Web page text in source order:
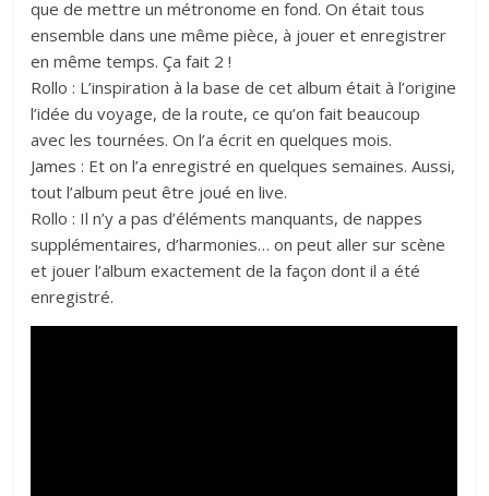
que de mettre un métronome en fond. On était tous
ensemble dans une même pièce, à jouer et enregistrer
en même temps. Ça fait 2 !
Rollo : L’inspiration à la base de cet album était à l’origine
l’idée du voyage, de la route, ce qu’on fait beaucoup
avec les tournées. On l’a écrit en quelques mois.
James : Et on l’a enregistré en quelques semaines. Aussi,
tout l’album peut être joué en live.
Rollo : Il n’y a pas d’éléments manquants, de nappes
supplémentaires, d’harmonies… on peut aller sur scène
et jouer l’album exactement de la façon dont il a été
enregistré.